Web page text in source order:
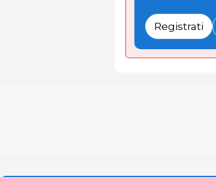
Registrati